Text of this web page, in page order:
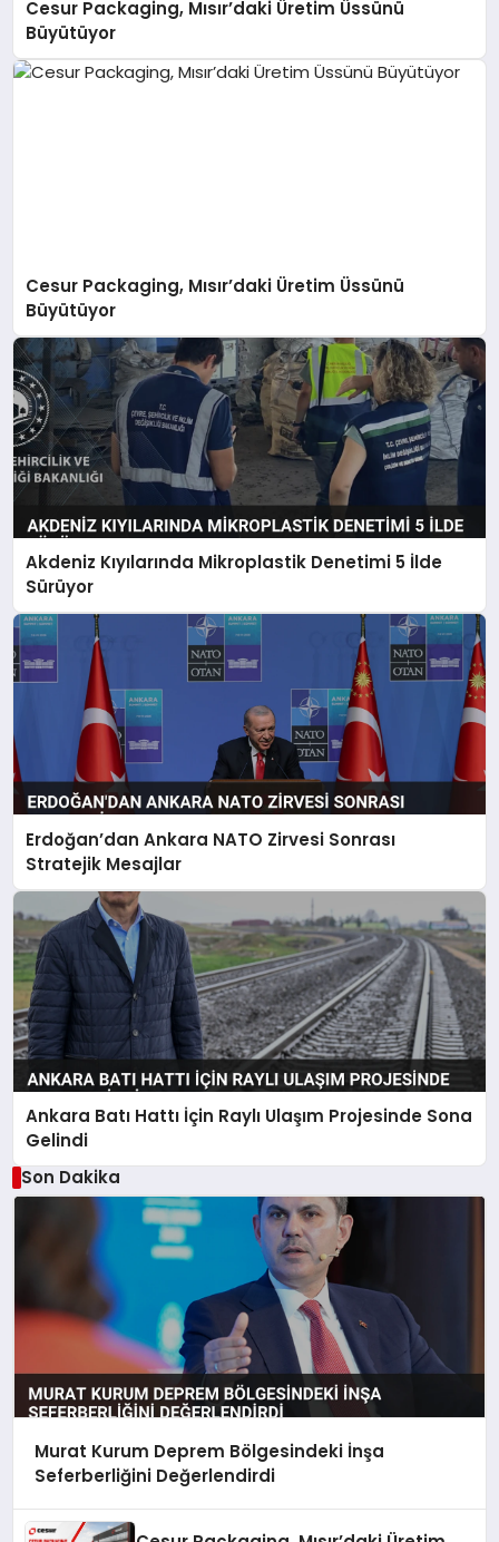
Cesur Packaging, Mısır’daki Üretim Üssünü
Büyütüyor
Cesur Packaging, Mısır’daki Üretim Üssünü
Büyütüyor
Akdeniz Kıyılarında Mikroplastik Denetimi 5 İlde
Sürüyor
Erdoğan’dan Ankara NATO Zirvesi Sonrası
Stratejik Mesajlar
Ankara Batı Hattı İçin Raylı Ulaşım Projesinde Sona
Gelindi
Son Dakika
Murat Kurum Deprem Bölgesindeki İnşa
Seferberliğini Değerlendirdi